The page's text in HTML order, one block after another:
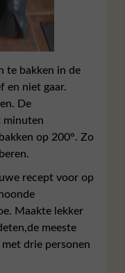
te bakken in de
en niet gaar.
De
minuten
op 200°. Zo
recept voor op
Maakte lekker
meeste
drie personen